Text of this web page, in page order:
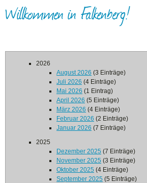
Willkommen in Falkenberg!
2026
August 2026 (3 Einträge)
Juli 2026 (4 Einträge)
Mai 2026 (1 Eintrag)
April 2026 (5 Einträge)
März 2026 (4 Einträge)
Februar 2026 (2 Einträge)
Januar 2026 (7 Einträge)
2025
Dezember 2025 (7 Einträge)
November 2025 (3 Einträge)
Oktober 2025 (4 Einträge)
September 2025 (5 Einträge)